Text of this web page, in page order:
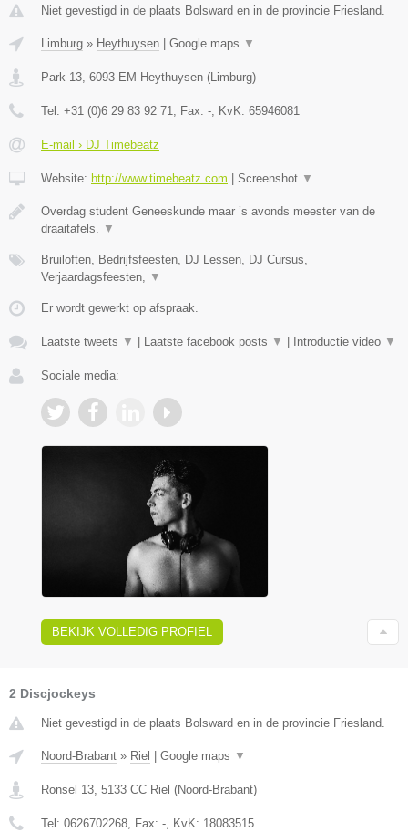
Niet gevestigd in de plaats Bolsward en in de provincie Friesland.
Limburg » Heythuysen Google maps ▼
Park 13, 6093 EM Heythuysen (Limburg)
Tel: +31 (0)6 29 83 92 71, Fax: -, KvK: 65946081
E-mail › DJ Timebeatz
Website: http://www.timebeatz.com Screenshot ▼
Overdag student Geneeskunde maar ’s avonds meester van de
draaitafels. ▼
Bruiloften, Bedrijfsfeesten, DJ Lessen, DJ Cursus,
Verjaardagsfeesten, ▼
Er wordt gewerkt op afspraak.
Laatste tweets ▼ Laatste facebook posts ▼ Introductie video ▼
Sociale media:
BEKIJK VOLLEDIG PROFIEL
2 Discjockeys
Niet gevestigd in de plaats Bolsward en in de provincie Friesland.
Noord-Brabant » Riel Google maps ▼
Ronsel 13, 5133 CC Riel (Noord-Brabant)
Tel: 0626702268, Fax: -, KvK: 18083515